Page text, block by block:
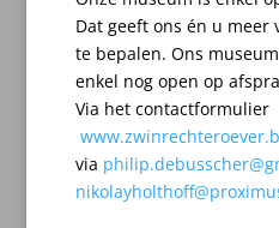
Dat geeft ons én u
te bepalen. Ons
enkel nog open op
Via het contactformulier
via